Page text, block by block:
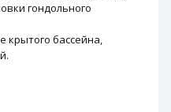
гондольного
крытого бассейна,